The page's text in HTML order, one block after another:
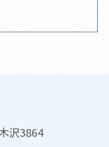
沢3864